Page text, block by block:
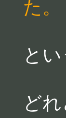
た。
と
ど